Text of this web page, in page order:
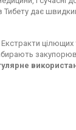
дає швидкий
Екстракти